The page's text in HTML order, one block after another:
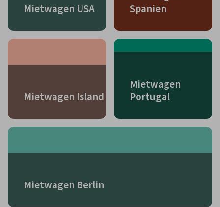
Mietwagen USA
Spanien
Mietwagen Island
Mietwagen
Portugal
Mietwagen Berlin